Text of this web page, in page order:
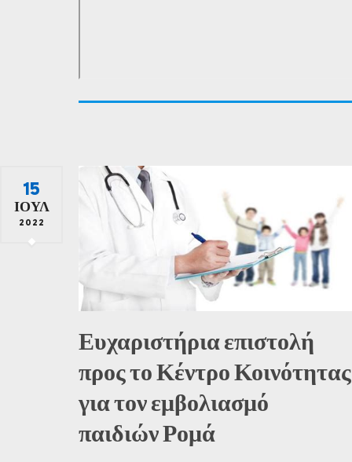
15
ΙΟΎΛ
2022
Ευχαριστήρια επιστολή
προς το Κέντρο Κοινότητας
για τον εμβολιασμό
παιδιών Ρομά